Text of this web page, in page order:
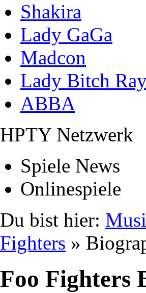
Shakira
Lady GaGa
Madcon
Lady Bitch
ABBA
HPTY Netzwerk
Spiele News
Onlinespiele
Du bist hier:
Fighters »
Foo Fighters